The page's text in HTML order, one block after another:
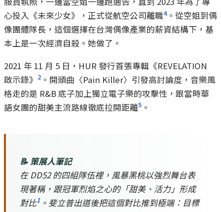
心投入《未來少女》，正式從航空公司離職4。從空姐到偶
像團體隊長，這個選擇在台灣偶像產業的薪資結構下，基
本上是一次經濟自殺。她做了。
2021 年 11 月 5 日，HUR 發行首張專輯《REVELATION
啟示錄》 2 。開頭曲〈Pain Killer〉引發高討論度，音樂風
格走的是 R&B 底子加上獨立電子樂的攻擊性，跟當時華
語女團的甜美主流路線徹底拉開距離5 。
📝 策展人筆記
在 DD52 的四組隊伍裡，風暴黑桃以強烈舞台表
現著稱，跟冠軍烈焰之心的「甜美、活力」形成
對比1 。斐立普出道後把這個對比推到極端：目標